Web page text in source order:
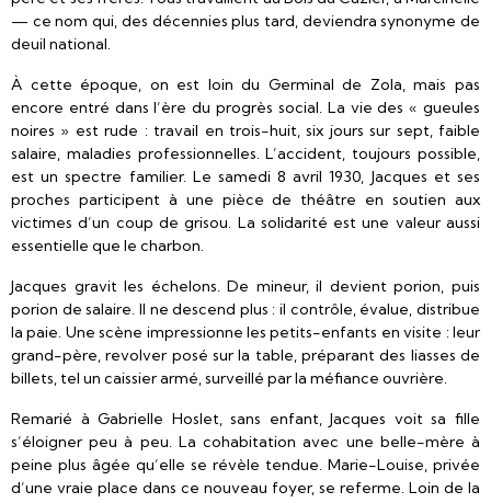
— ce nom qui, des décennies plus tard, deviendra synonyme de
deuil national.
À cette époque, on est loin du Germinal de Zola, mais pas
encore entré dans l’ère du progrès social. La vie des « gueules
noires » est rude : travail en trois-huit, six jours sur sept, faible
salaire, maladies professionnelles. L’accident, toujours possible,
est un spectre familier. Le samedi 8 avril 1930, Jacques et ses
proches participent à une pièce de théâtre en soutien aux
victimes d’un coup de grisou. La solidarité est une valeur aussi
essentielle que le charbon.
Jacques gravit les échelons. De mineur, il devient porion, puis
porion de salaire. Il ne descend plus : il contrôle, évalue, distribue
la paie. Une scène impressionne les petits-enfants en visite : leur
grand-père, revolver posé sur la table, préparant des liasses de
billets, tel un caissier armé, surveillé par la méfiance ouvrière.
Remarié à Gabrielle Hoslet, sans enfant, Jacques voit sa fille
s’éloigner peu à peu. La cohabitation avec une belle-mère à
peine plus âgée qu’elle se révèle tendue. Marie-Louise, privée
d’une vraie place dans ce nouveau foyer, se referme. Loin de la